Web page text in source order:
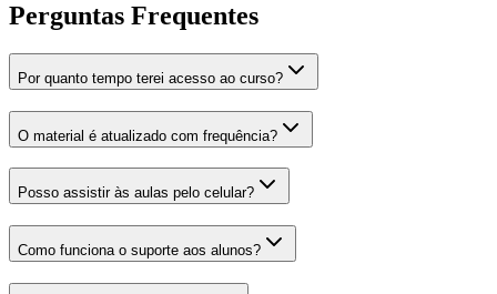
Perguntas Frequentes
Por quanto tempo terei acesso ao curso?
O material é atualizado com frequência?
Posso assistir às aulas pelo celular?
Como funciona o suporte aos alunos?